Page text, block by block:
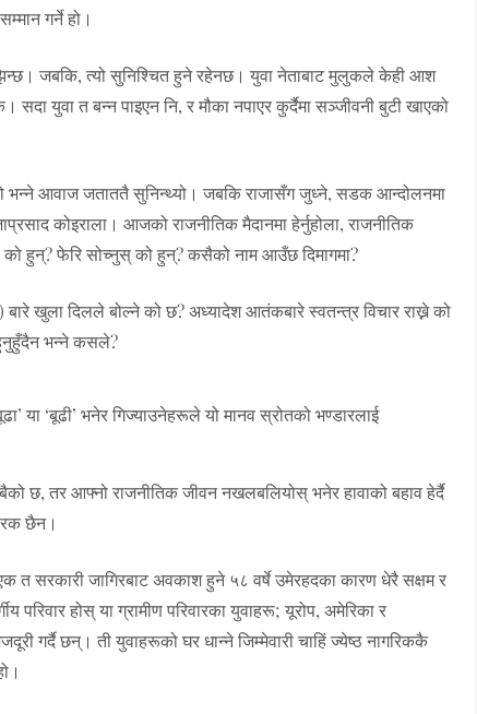
गर्ने हो।
जबकि, त्यो सुनिश्चित हुने रहेनछ। युवा नेताबाट मुलुकले केही आश
युवा त बन्न पाइएन नि, र मौका नपाएर कुर्दैमा सञ्जीवनी बुटी खाएको
भन्ने आवाज जताततै सुनिन्थ्यो। जबकि राजासँग जुध्ने, सडक आन्दोलनमा
कोइराला। आजको राजनीतिक मैदानमा हेर्नुहोला, राजनीतिक
को हुन्? फेरि सोच्नुस् को हुन्? कसैको नाम आउँछ दिमागमा?
बारे खुला दिलले बोल्ने को छ? अध्यादेश आतंकबारे स्वतन्त्र विचार राख्ने को
हुनुहुँदैन भन्ने कसले?
या ‘बूढी’ भनेर गिज्याउनेहरूले यो मानव स्रोतको भण्डारलाई
छ, तर आफ्नो राजनीतिक जीवन नखलबलियोस् भनेर हावाको बहाव हेर्दै
छैन।
सरकारी जागिरबाट अवकाश हुने ५८ वर्षे उमेरहदका कारण धेरै सक्षम र
परिवार होस् या ग्रामीण परिवारका युवाहरू; यूरोप, अमेरिका र
गर्दै छन्। ती युवाहरूको घर धान्ने जिम्मेवारी चाहिं ज्येष्ठ नागरिककै